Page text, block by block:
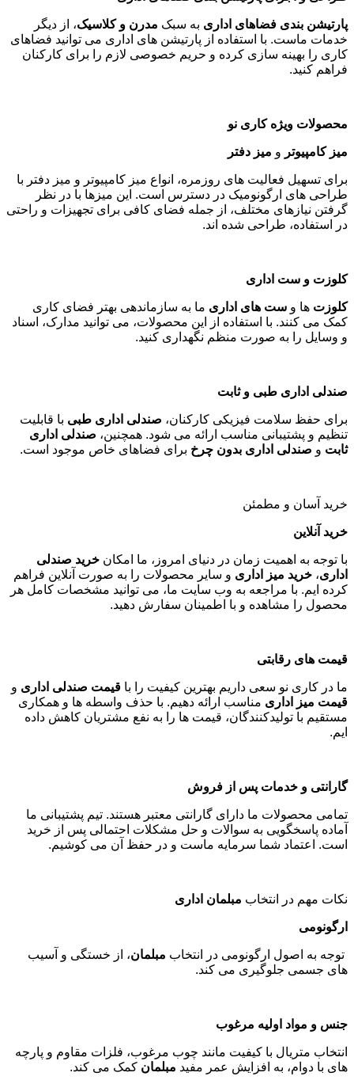
پارتیشن بندی فضاهای اداری به سبک مدرن و کلاسیک، از دیگر
خدمات ماست. با استفاده از پارتیشن های اداری می توانید فضاهای
کاری را بهینه سازی کرده و حریم خصوصی لازم را برای کارکنان
فراهم کنید.
محصولات ویژه کاری نو
میز کامپیوتر و میز دفتر
برای تسهیل فعالیت های روزمره، انواع میز کامپیوتر و میز دفتر با
طراحی های ارگونومیک در دسترس است. این میزها با در نظر
گرفتن نیازهای مختلف، از جمله فضای کافی برای تجهیزات و راحتی
در استفاده، طراحی شده اند.
کلوزت و ست اداری
کلوزت ها و ست های اداری ما به سازماندهی بهتر فضای کاری
کمک می کنند. با استفاده از این محصولات، می توانید مدارک، اسناد
و وسایل را به صورت منظم نگهداری کنید.
صندلی اداری طبی و ثابت
برای حفظ سلامت فیزیکی کارکنان، صندلی اداری طبی با قابلیت
تنظیم و پشتیبانی مناسب ارائه می شود. همچنین، صندلی اداری
ثابت و صندلی اداری بدون چرخ برای فضاهای خاص موجود است.
خرید آسان و مطمئن
خرید آنلاین
با توجه به اهمیت زمان در دنیای امروز، ما امکان خرید صندلی
اداری، خرید میز اداری و سایر محصولات را به صورت آنلاین فراهم
کرده ایم. با مراجعه به وب سایت ما، می توانید مشخصات کامل هر
محصول را مشاهده و با اطمینان سفارش دهید.
قیمت های رقابتی
ما در کاری نو سعی داریم بهترین کیفیت را با قیمت صندلی اداری و
قیمت میز اداری مناسب ارائه دهیم. با حذف واسطه ها و همکاری
مستقیم با تولیدکنندگان، قیمت ها را به نفع مشتریان کاهش داده
ایم.
گارانتی و خدمات پس از فروش
تمامی محصولات ما دارای گارانتی معتبر هستند. تیم پشتیبانی ما
آماده پاسخگویی به سوالات و حل مشکلات احتمالی پس از خرید
است. اعتماد شما سرمایه ماست و در حفظ آن می کوشیم.
نکات مهم در انتخاب مبلمان اداری
ارگونومی
توجه به اصول ارگونومی در انتخاب مبلمان، از خستگی و آسیب
های جسمی جلوگیری می کند.
جنس و مواد اولیه مرغوب
انتخاب متریال با کیفیت مانند چوب مرغوب، فلزات مقاوم و پارچه
های با دوام، به افزایش عمر مفید مبلمان کمک می کند.